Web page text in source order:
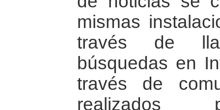
mismas
través de
búsquedas en
través de
realizados